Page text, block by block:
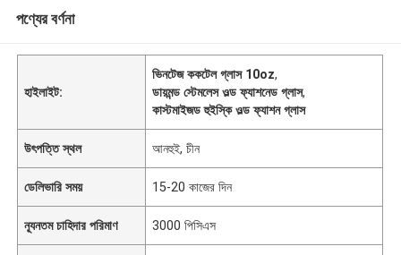
পণ্যের বর্ণনা
হাইলাইট:
ভিনটেজ ককটেল গ্লাস 10oz,
ডায়মন্ড স্টেমলেস ওল্ড ফ্যাশনেড গ্লাস,
কাস্টমাইজড হুইস্কি ওল্ড ফ্যাশন গ্লাস
উৎপত্তি স্থল আনহুই, চীন
ডেলিভারি সময় 15-20 কাজের দিন
ন্যূনতম চাহিদার পরিমাণ 3000 পিসিএস